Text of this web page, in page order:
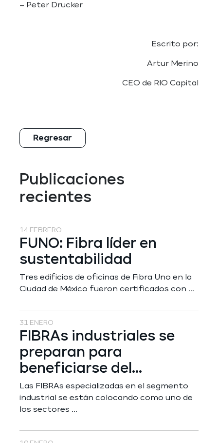
– Peter Drucker
Escrito por:
Artur Merino
CEO de RIO Capital
Regresar
Publicaciones
recientes
14 FEBRERO
FUNO: Fibra líder en
sustentabilidad
Tres edificios de oficinas de Fibra Uno en la
Ciudad de México fueron certificados con ...
31 ENERO
FIBRAs industriales se
preparan para
beneficiarse del...
Las FIBRAs especializadas en el segmento
industrial se están colocando como uno de
los sectores ...